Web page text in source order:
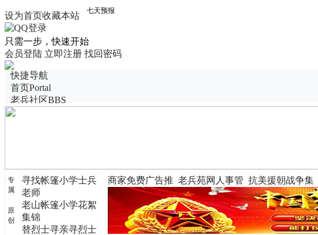
设为首页收藏本站
只需一步，快速开始
会员登陆 立即注册 找回密码
快捷导航
首页Portal
老兵社区BBS
老兵博客
选择军衔
语音房间
图片投票
老兵圈子Group
专
属
原
创
寻找帐篷小学士兵
老师
老山帐篷小学花絮
集锦
替烈士寻亲寻烈士
商家免费广告推 老兵苑网人事管
理
抗美援朝战争集
锦